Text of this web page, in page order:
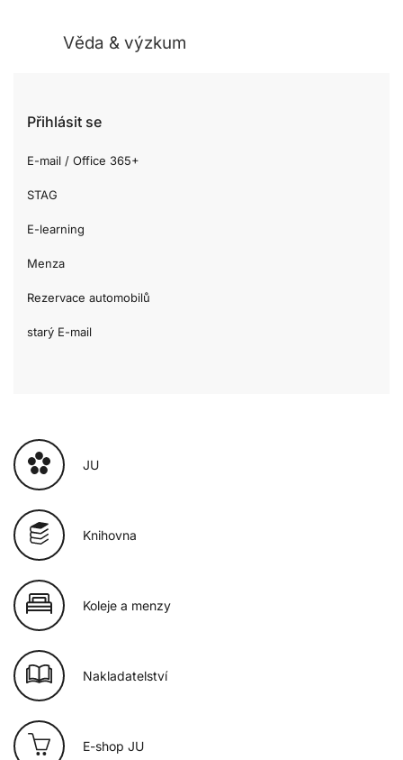
Věda & výzkum
Přihlásit se
E-mail / Office 365+
STAG
E-learning
Menza
Rezervace automobilů
starý E-mail
JU
Knihovna
Koleje a menzy
Nakladatelství
E-shop JU